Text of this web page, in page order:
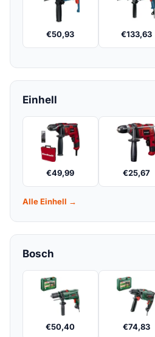
€50,93 €133,63
Einhell
€49,99 €25,67
Alle Einhell →
Bosch
€50,40 €74,83